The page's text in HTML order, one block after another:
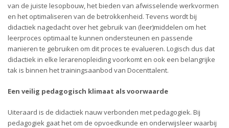
van de juiste lesopbouw, het bieden van afwisselende werkvormen
en het optimaliseren van de betrokkenheid. Tevens wordt bij
didactiek nagedacht over het gebruik van (leer)middelen om het
leerproces optimaal te kunnen ondersteunen en passende
manieren te gebruiken om dit proces te evalueren. Logisch dus dat
didactiek in elke lerarenopleiding voorkomt en ook een belangrijke
tak is binnen het trainingsaanbod van Docenttalent.
Een veilig pedagogisch klimaat als voorwaarde
Uiteraard is de didactiek nauw verbonden met pedagogiek. Bij
pedagogiek gaat het om de opvoedkunde en onderwijsleer waarbij